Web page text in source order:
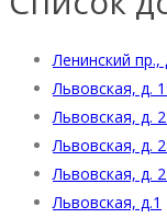
Ленинский пр.,
Львовская, д.
Львовская, д.
Львовская, д.
Львовская, д.
Львовская, д.1